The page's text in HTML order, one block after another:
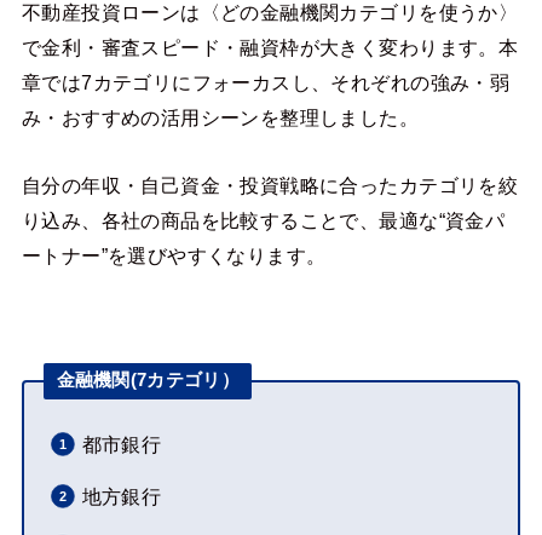
不動産投資ローンは〈どの金融機関カテゴリを使うか〉
で金利・審査スピード・融資枠が大きく変わります。本
章では7カテゴリにフォーカスし、それぞれの強み・弱
み・おすすめの活用シーンを整理しました。
自分の年収・自己資金・投資戦略に合ったカテゴリを絞
り込み、各社の商品を比較することで、最適な“資金パ
ートナー”を選びやすくなります。
金融機関(7カテゴリ）
都市銀行
地方銀行